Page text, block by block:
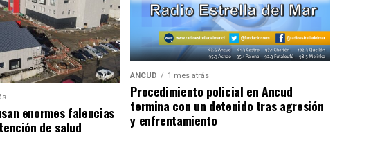
enormes falencias
de salud
ANCUD 1 mes atrás
Procedimiento policial en Ancud
termina con un detenido tras agresión
y enfrentamiento